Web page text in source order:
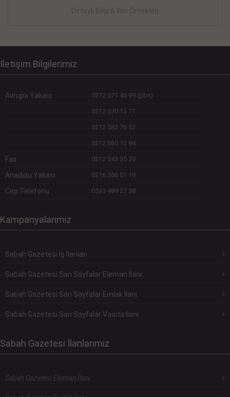
Detaylı Bilgi & İlan Örnekleri
İletişim Bilgilerimiz
Avrupa Yakası : 0212 571 46 99 (pbx)
: 0212 570 13 71
: 0212 583 76 53
: 0212 660 13 94
Fax : 0212 543 35 39
Anadolu Yakası : 0216 366 01 19
Cep Telefonu : 0533 489 27 38
Kampanyalarımız
Sabah Gazetesi İş İlanları
Sabah Gazetesi Sarı Sayfalar Eleman İlanı
Sabah Gazetesi Sarı Sayfalar Emlak İlanı
Sabah Gazetesi Sarı Sayfalar Vasıta İlanı
Sabah Gazetesi İlanlarımız
Sabah Gazetesi Eleman İlanı
Devamını Gör